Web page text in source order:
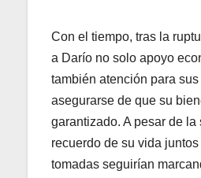
Con el tiempo, tras la
a Darío no solo apoyo
también atención para
asegurarse de que su
garantizado. A pesar de la
recuerdo de su vida
tomadas seguirían